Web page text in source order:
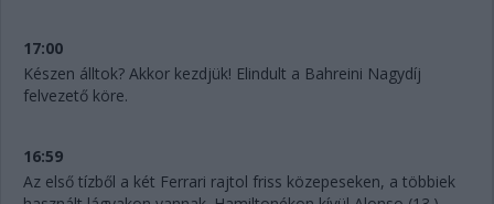
17:00
Készen álltok? Akkor kezdjük! Elindult a Bahreini Nagydíj
felvezető köre.
16:59
Az első tízből a két Ferrari rajtol friss közepeseken, a többiek